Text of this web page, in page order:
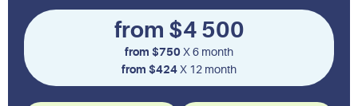
from $4 500
from $750 X 6 month
from $424 X 12 month